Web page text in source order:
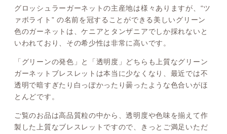
グロッシュラーガーネットの主産地は様々ありますが、“ツ
ァボライト” の名前を冠することができる美しいグリーン
色のガーネットは、ケニアとタンザニアでしか採れないと
いわれており、その希少性は非常に高いです。
「グリーンの発色」と「透明度」どちらも上質なグリーン
ガーネットブレスレットは本当に少なくなり、最近では不
透明で暗すぎたり白っぽかったり曇ったような色合いがほ
とんどです。
ご覧のお品は高品質粒の中から、透明度や色味を揃えて作
製した上質なブレスレットですので、きっとご満足いただ